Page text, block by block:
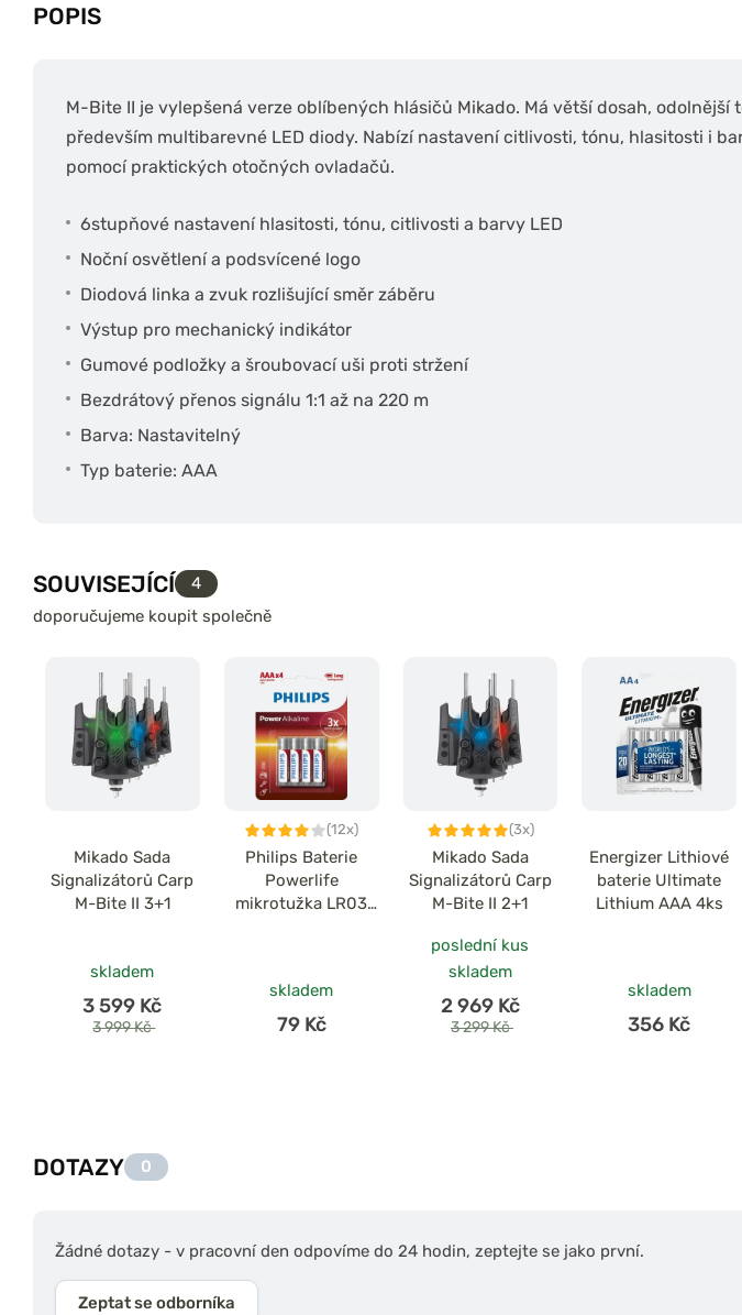
POPIS
M-Bite II je vylepšená verze oblíbených hlásičů Mikado. Má větší dosah, odolnější
především multibarevné LED diody. Nabízí nastavení citlivosti, tónu, hlasitosti i
pomocí praktických otočných ovladačů.
6stupňové nastavení hlasitosti, tónu, citlivosti a barvy LED
Noční osvětlení a podsvícené logo
Diodová linka a zvuk rozlišující směr záběru
Výstup pro mechanický indikátor
Gumové podložky a šroubovací uši proti stržení
Bezdrátový přenos signálu 1:1 až na 220 m
Barva: Nastavitelný
Typ baterie: AAA
SOUVISEJÍCÍ
4
doporučujeme koupit společně
Mikado Sada
Signalizátorů Carp
M-Bite II 3+1
skladem
3 599 Kč
3 999 Kč
(12x)
Philips Baterie
Powerlife
mikrotužka LR03
skladem
79 Kč
(3x)
Mikado Sada
Signalizátorů Carp
M-Bite II 2+1
poslední kus
skladem
2 969 Kč
3 299 Kč
Energizer Lithiové
baterie Ultimate
Lithium AAA 4ks
skladem
356 Kč
DOTAZY 0
Žádné dotazy - v pracovní den odpovíme do 24 hodin, zeptejte se jako první.
Zeptat se odborníka